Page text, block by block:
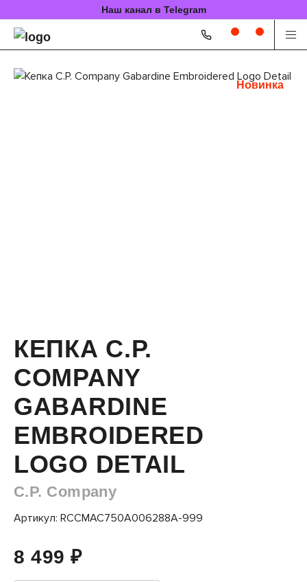
Наш канал в Telegram
Новинка
КЕПКА C.P.
COMPANY
GABARDINE
EMBROIDERED
LOGO DETAIL
C.P. Company
Артикул: RCCMAC750A006288A-999
8 499 ₽